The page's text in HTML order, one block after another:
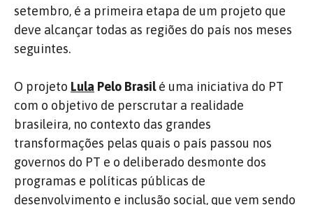
setembro, é a primeira etapa de um projeto que
deve alcançar todas as regiões do país nos meses
seguintes.
O projeto Lula Pelo Brasilé uma iniciativa do PT
com o objetivo de perscrutar a realidade
brasileira, no contexto das grandes
transformações pelas quais o país passou nos
governos do PT e o deliberado desmonte dos
programas e políticas públicas de
desenvolvimento e inclusão social, que vem sendo